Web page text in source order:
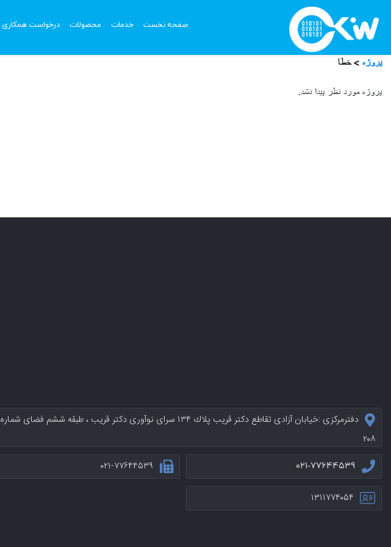
صفحه نخست خدمات محصولات درخواست همکاری
پروژه > خطا
پروژه مورد نظر پیدا نشد.
دفترمرکزی :خيابان آزادی تقاطع دکتر قریب پلاك ۱۳۴ سرای نوآوری دکتر قریب ، طبقه ششم فضای شماره
۲۰۸
۰۲۱-۷۷۶۴۴۵۳۹ ۰۲۱-۷۷۶۴۴۵۳۹